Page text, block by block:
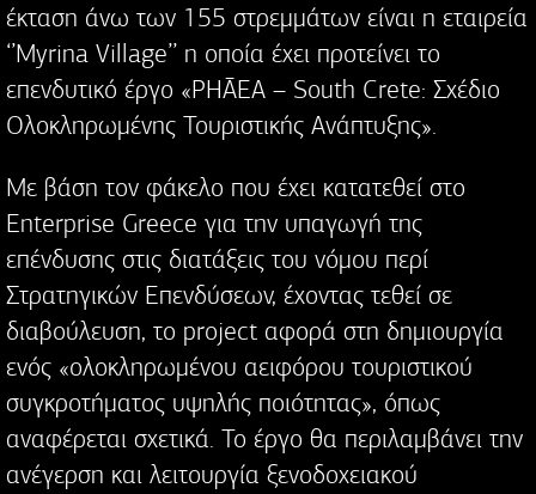
έκταση άνω των 155 στρεμμάτων είναι η εταιρεία
‘’Myrina Village’’ η οποία έχει προτείνει το
επενδυτικό έργο «PHĀEA – South Crete: Σχέδιο
Ολοκληρωμένης Τουριστικής Ανάπτυξης».
Με βάση τον φάκελο που έχει κατατεθεί στο
Enterprise Greece για την υπαγωγή της
επένδυσης στις διατάξεις του νόμου περί
Στρατηγικών Επενδύσεων, έχοντας τεθεί σε
διαβούλευση, το project αφορά στη δημιουργία
ενός «ολοκληρωμένου αειφόρου τουριστικού
συγκροτήματος υψηλής ποιότητας», όπως
αναφέρεται σχετικά. Το έργο θα περιλαμβάνει την
ανέγερση και λειτουργία ξενοδοχειακού